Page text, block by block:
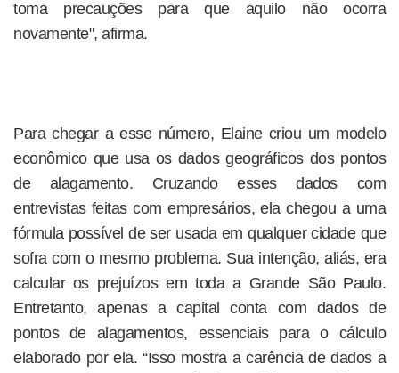
toma precauções para que aquilo não ocorra
novamente", afirma.
Para chegar a esse número, Elaine criou um modelo
econômico que usa os dados geográficos dos pontos
de alagamento. Cruzando esses dados com
entrevistas feitas com empresários, ela chegou a uma
fórmula possível de ser usada em qualquer cidade que
sofra com o mesmo problema. Sua intenção, aliás, era
calcular os prejuízos em toda a Grande São Paulo.
Entretanto, apenas a capital conta com dados de
pontos de alagamentos, essenciais para o cálculo
elaborado por ela. “Isso mostra a carência de dados a